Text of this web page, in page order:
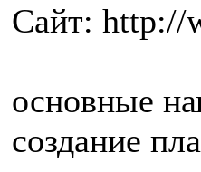
Сайт: http://
основные
создание